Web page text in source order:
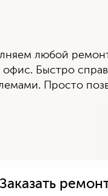
любой
офис. Быстро
Просто
Заказать